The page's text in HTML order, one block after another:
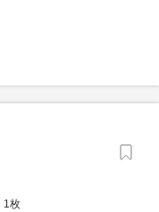
1枚